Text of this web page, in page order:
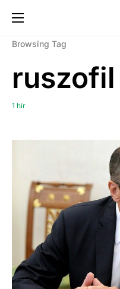
Browsing Tag
ruszofil
1 hír